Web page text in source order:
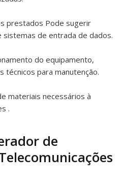
prestados Pode sugerir
de entrada de dados.
do equipamento,
técnicos para manutenção.
materiais necessários à
.
de